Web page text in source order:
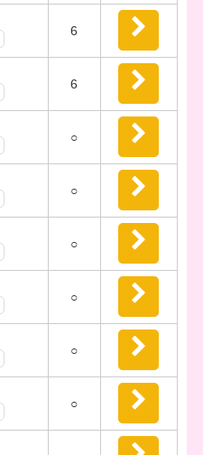
6
6
○
○
○
○
○
○